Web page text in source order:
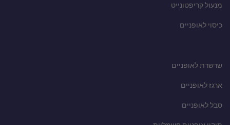
מנעול קריפטונייט
כיסוי לאופניים
שרשרת לאופניים
ארגז לאופניים
סבל לאופניים